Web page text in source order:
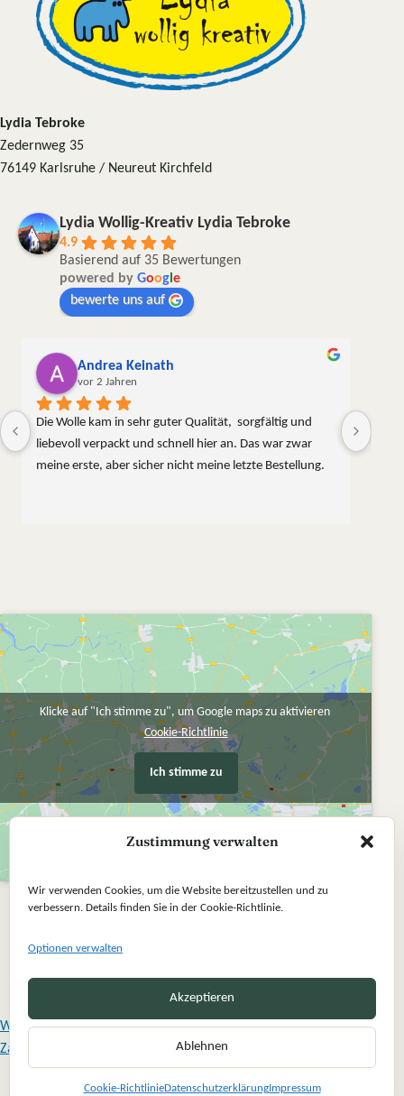
Zustimmung verwalten
Wir verwenden Cookies, um die Website bereitzustellen und zu
verbessern. Details finden Sie in der Cookie-Richtlinie.
Optionen verwalten
Akzeptieren
Ablehnen
Cookie-RichtlinieDatenschutzerklärungImpressum
Lydia Tebroke
Zedernweg 35
76149 Karlsruhe / Neureut Kirchfeld
Lydia Wollig-Kreativ Lydia Tebroke
4.9
Basierend auf 35 Bewertungen
powered by Goog e
bewerte uns auf
sorgfältig und
an. Das war zwar
letzte Bestellung.
Klicke auf "Ich stimme zu", um Google maps zu aktivieren
Cookie-Richtlinie
Ich stimme zu
Widerrufsbelehrung
Zahlung und Versand
Vertrag widerrufen